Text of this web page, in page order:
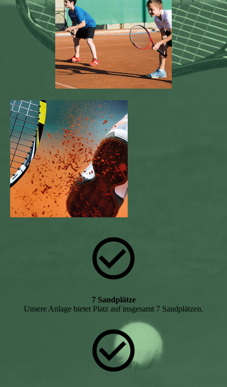
7 Sandplätze
Unsere Anlage bietet Platz auf insgesamt 7 Sandplätzen.